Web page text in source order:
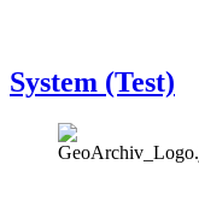
System (Test)